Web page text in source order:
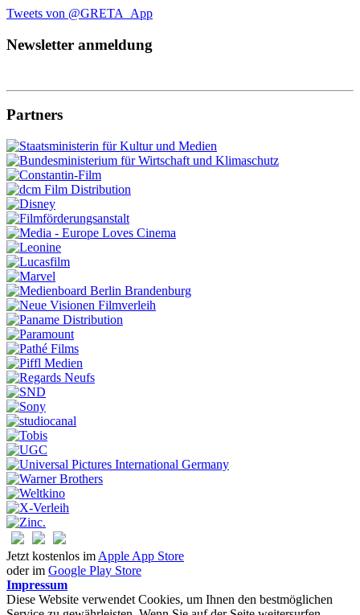
Tweets von @GRETA_App
Newsletter anmeldung
Partners
Jetzt kostenlos im Apple App Store
oder im Google Play Store
Impressum
Diese Website verwendet Cookies, um Ihnen den bestmöglichen